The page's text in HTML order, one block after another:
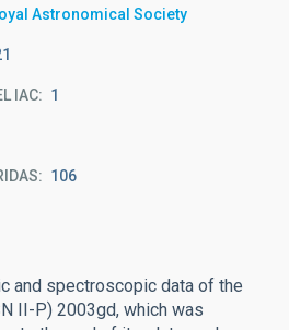
Astronomical Society
IAC 1
106
and spectroscopic data of the
II-P) 2003gd, which was